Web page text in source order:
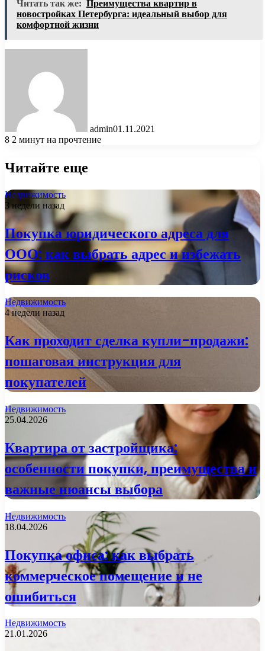
Читать так же: Преимущества квартир в
новостройках Петербурга: идеальный выбор для
комфортной жизни
admin01.11.2021
8 2 минут на прочтение
Читайте еще
Недвижимость
3 недели назад
Покупка юридического адреса для
ООО: как выбрать адрес и избежать
рисков
Недвижимость
4 недели назад
Как проходит сделка купли-продажи:
пошаговая инструкция для
покупателей
Недвижимость
25.04.2026
Квартира от застройщика:
особенности покупки, преимущества и
важные нюансы выбора
Недвижимость
18.04.2026
Покупка офиса: как выбрать
коммерческое помещение и не
ошибиться
Недвижимость
21.01.2026